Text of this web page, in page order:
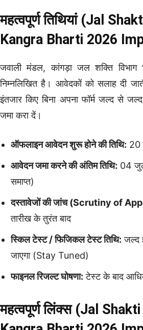
महत्वपूर्ण तिथियां (Jal
Kangra Bharti 2026
जवाली मंडल, कांगड़ा जल शक्ति विभाग
निम्नलिखित है। आवेदकों को सलाह दी
इंतजार किए बिना अपना फॉर्म जल्द से
जमा करा दें।
ऑफलाइन आवेदन शुरू होने की तिथि: 20
आवेदन जमा करने की अंतिम तिथि: 04
समाप्त)
दस्तावेजों की जांच (Scrutiny of
तारीख के तुरंत बाद
स्किल टेस्ट / फिजिकल टेस्ट तिथि: जल्द
जाएगा (Stay Tuned)
फाइनल रिजल्ट घोषणा: टेस्ट के बाद
महत्वपूर्ण लिंक्स (Jal